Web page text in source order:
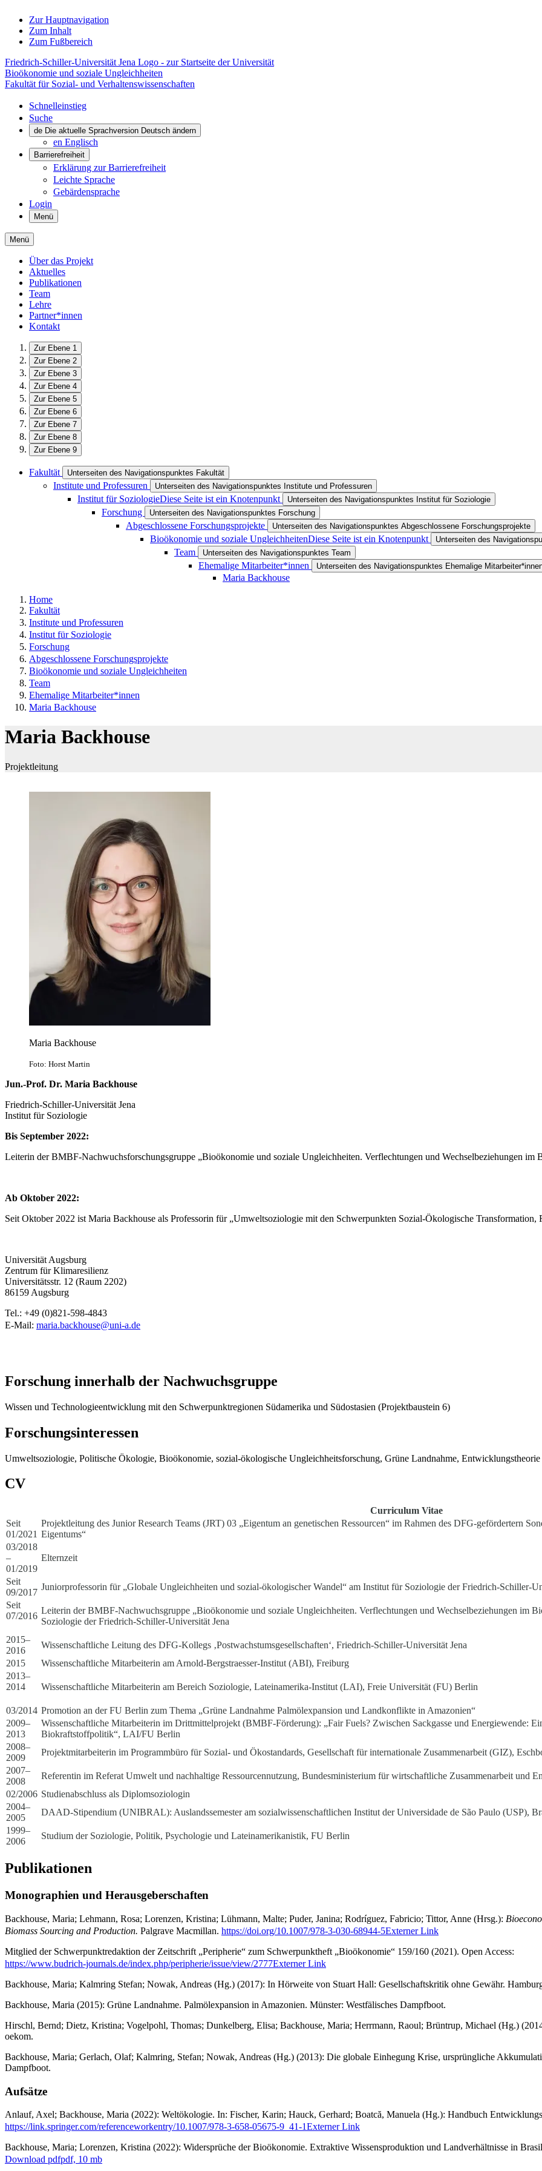
Zur Hauptnavigation
Zum Inhalt
Zum Fußbereich
Friedrich-Schiller-Universität Jena Logo - zur Startseite der Universität
Bioökonomie und soziale Ungleichheiten
Fakultät für Sozial- und Verhaltenswissenschaften
Schnelleinstieg
Suche
de Die aktuelle Sprachversion Deutsch ändern
en Englisch
Barrierefreiheit
Erklärung zur Barrierefreiheit
Leichte Sprache
Gebärdensprache
Login
Menü
Menü
Über das Projekt
Aktuelles
Publikationen
Team
Lehre
Partner*innen
Kontakt
Zur Ebene 1
Zur Ebene 2
Zur Ebene 3
Zur Ebene 4
Zur Ebene 5
Zur Ebene 6
Zur Ebene 7
Zur Ebene 8
Zur Ebene 9
Fakultät Unterseiten des Navigationspunktes Fakultät
Institute und Professuren Unterseiten des Navigationspunktes Institute und Professuren
Institut für SoziologieDiese Seite ist ein Knotenpunkt Unterseiten des Navigationspunktes Institut für Soziologie
Forschung Unterseiten des Navigationspunktes Forschung
Abgeschlossene Forschungsprojekte Unterseiten des Navigationspunktes Abgeschlossene Forschungsprojekte
Bioökonomie und soziale UngleichheitenDiese Seite ist ein Knotenpunkt Unterseiten des
Team Unterseiten des Navigationspunktes Team
Ehemalige Mitarbeiter*innen Unterseiten des Navigationspunktes Ehemalige
Maria Backhouse
Home
Fakultät
Institute und Professuren
Institut für Soziologie
Forschung
Abgeschlossene Forschungsprojekte
Bioökonomie und soziale Ungleichheiten
Team
Ehemalige Mitarbeiter*innen
Maria Backhouse
Maria Backhouse
Projektleitung
Maria Backhouse
Foto: Horst Martin
Jun.-Prof. Dr.​ Maria Backhouse
Friedrich-Schiller-Universität Jena
Institut für Soziologie
Bis September 2022:
Leiterin der BMBF-Nachwuchsforschungsgruppe „Bioökonomie und soziale Ungleichheiten. Verflechtungen und Wechselbeziehungen im
Ab Oktober 2022:
Seit Oktober 2022 ist Maria Backhouse als Professorin für „Umweltsoziologie mit den Schwerpunkten Sozial-Ökologische
Universität Augsburg
Zentrum für Klimaresilienz
Universitätsstr. 12 (Raum 2202)
86159 Augsburg
Tel.: +49 (0)821-598-4843
E-Mail: maria.backhouse@uni-a.de
Forschung innerhalb der Nachwuchsgruppe
Wissen und Technologieentwicklung mit den Schwerpunktregionen Südamerika und Südostasien (Projektbaustein 6)
Forschungsinteressen
Umweltsoziologie, Politische Ökologie, Bioökonomie, sozial-ökologische Ungleichheitsforschung, Grüne Landnahme,
CV
Curriculum Vitae
Seit
01/2021
Projektleitung des Junior Research Teams (JRT) 03 „Eigentum an genetischen Ressourcen“ im Rahmen des DFG-gefördertern
Eigentums“
03/2018
–
01/2019
Elternzeit
Seit
09/2017
Juniorprofessorin für „Globale Ungleichheiten und sozial-ökologischer Wandel“ am Institut für Soziologie der Friedrich-Schiller-
Seit
07/2016
Leiterin der BMBF-Nachwuchsgruppe „Bioökonomie und soziale Ungleichheiten. Verflechtungen und Wechselbeziehungen im
Soziologie der Friedrich-Schiller-Universität Jena
2015–
2016
Wissenschaftliche Leitung des DFG-Kollegs ‚Postwachstumsgesellschaften‘, Friedrich-Schiller-Universität Jena
2015
Wissenschaftliche Mitarbeiterin am Arnold-Bergstraesser-Institut (ABI), Freiburg
2013–
2014
Wissenschaftliche Mitarbeiterin am Bereich Soziologie, Lateinamerika-Institut (LAI), Freie Universität (FU) Berlin
03/2014 Promotion an der FU Berlin zum Thema „Grüne Landnahme Palmölexpansion und Landkonflikte in Amazonien“
2009–
2013
Wissenschaftliche Mitarbeiterin im Drittmittelprojekt (BMBF-Förderung): „Fair Fuels? Zwischen Sackgasse und Energiewende:
Biokraftstoffpolitik“, LAI/FU Berlin
2008–
2009
Projektmitarbeiterin im Programmbüro für Sozial- und Ökostandards, Gesellschaft für internationale Zusammenarbeit (GIZ),
2007–
2008
Referentin im Referat Umwelt und nachhaltige Ressourcennutzung, Bundesministerium für wirtschaftliche Zusammenarbeit und
02/2006 Studienabschluss als Diplomsoziologin
2004–
2005
DAAD-Stipendium (UNIBRAL): Auslandssemester am sozialwissenschaftlichen Institut der Universidade de São Paulo (USP),
1999–
2006
Studium der Soziologie, Politik, Psychologie und Lateinamerikanistik, FU Berlin
Publikationen
Monographien und Herausgeberschaften
Backhouse, Maria; Lehmann, Rosa; Lorenzen, Kristina; Lühmann, Malte; Puder, Janina; Rodríguez, Fabricio; Tittor, Anne (Hrsg.):
Biomass Sourcing and Production. Palgrave Macmillan. https://doi.org/10.1007/978-3-030-68944-5Externer Link
Mitglied der Schwerpunktredaktion der Zeitschrift „Peripherie“ zum Schwerpunktheft „Bioökonomie“ 159/160 (2021). Open Access:
https://www.budrich-journals.de/index.php/peripherie/issue/view/2777Externer Link
Backhouse, Maria; Kalmring Stefan; Nowak, Andreas (Hg.) (2017): In Hörweite von Stuart Hall: Gesellschaftskritik ohne Gewähr.
Backhouse, Maria (2015): Grüne Landnahme. Palmölexpansion in Amazonien. Münster: Westfälisches Dampfboot.
Hirschl, Bernd; Dietz, Kristina; Vogelpohl, Thomas; Dunkelberg, Elisa; Backhouse, Maria; Herrmann, Raoul; Brüntrup, Michael (Hg.)
oekom.
Backhouse, Maria; Gerlach, Olaf; Kalmring, Stefan; Nowak, Andreas (Hg.) (2013): Die globale Einhegung Krise, ursprüngliche
Dampfboot.
Aufsätze
Anlauf, Axel; Backhouse, Maria (2022): Weltökologie. In: Fischer, Karin; Hauck, Gerhard; Boatcă, Manuela (Hg.): Handbuch
https://link.springer.com/referenceworkentry/10.1007/978-3-658-05675-9_41-1Externer Link
Backhouse, Maria; Lorenzen, Kristina (2022): Widersprüche der Bioökonomie. Extraktive Wissensproduktion und Landverhältnisse in
Download pdfpdf, 10 mb